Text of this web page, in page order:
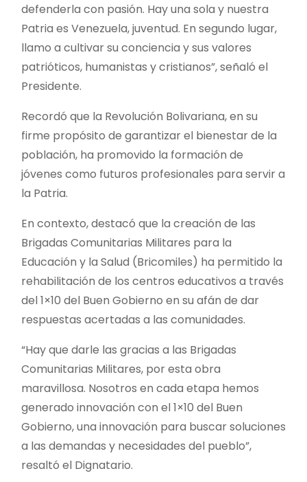
defenderla con pasión. Hay una sola y nuestra
Patria es Venezuela, juventud. En segundo lugar,
llamo a cultivar su conciencia y sus valores
patrióticos, humanistas y cristianos”, señaló el
Presidente.
Recordó que la Revolución Bolivariana, en su
firme propósito de garantizar el bienestar de la
población, ha promovido la formación de
jóvenes como futuros profesionales para servir a
la Patria.
En contexto, destacó que la creación de las
Brigadas Comunitarias Militares para la
Educación y la Salud (Bricomiles) ha permitido la
rehabilitación de los centros educativos a través
del 1×10 del Buen Gobierno en su afán de dar
respuestas acertadas a las comunidades.
“Hay que darle las gracias a las Brigadas
Comunitarias Militares, por esta obra
maravillosa. Nosotros en cada etapa hemos
generado innovación con el 1×10 del Buen
Gobierno, una innovación para buscar soluciones
a las demandas y necesidades del pueblo”,
resaltó el Dignatario.